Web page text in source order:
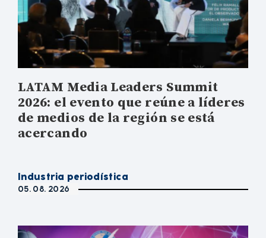
LATAM Media Leaders Summit
2026: el evento que reúne a líderes
de medios de la región se está
acercando
Industria periodística
05. 08. 2026